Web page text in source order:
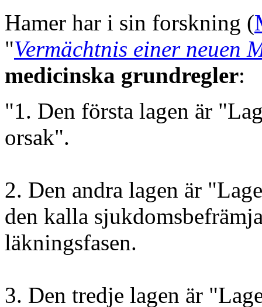
Hamer har i sin forskning (
"Vermächtnis einer neuen
medicinska grundregler:
"1. Den första lagen är
orsak".
2. Den andra lagen är
den kalla
läkningsfasen.
3. Den tredje lagen är